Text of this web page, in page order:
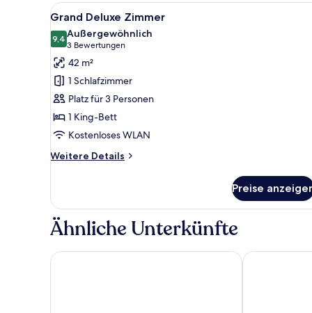
Alle
Fotos
für
Grand
Deluxe
Zimmer
anzeigen
Hochwertige Bettwaren,
4
Grand Deluxe Zimmer
9,49,4 von 10
Außergewöhnlich
3 Bewertungen
(3
Bewertungen)
42 m²
1 Schlafzimmer
Platz für 3 Personen
1 King-Bett
Kostenloses WLAN
Weitere Details
Weitere
Deluxe
Zimmer
Preise
Ähnliche Unterkünfte
Radisson Hotel Leipzig HYPERION